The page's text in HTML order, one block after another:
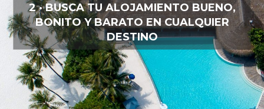
2 · BUSCA TU ALOJAMIENTO BUENO,
BONITO Y BARATO EN CUALQUIER
DESTINO